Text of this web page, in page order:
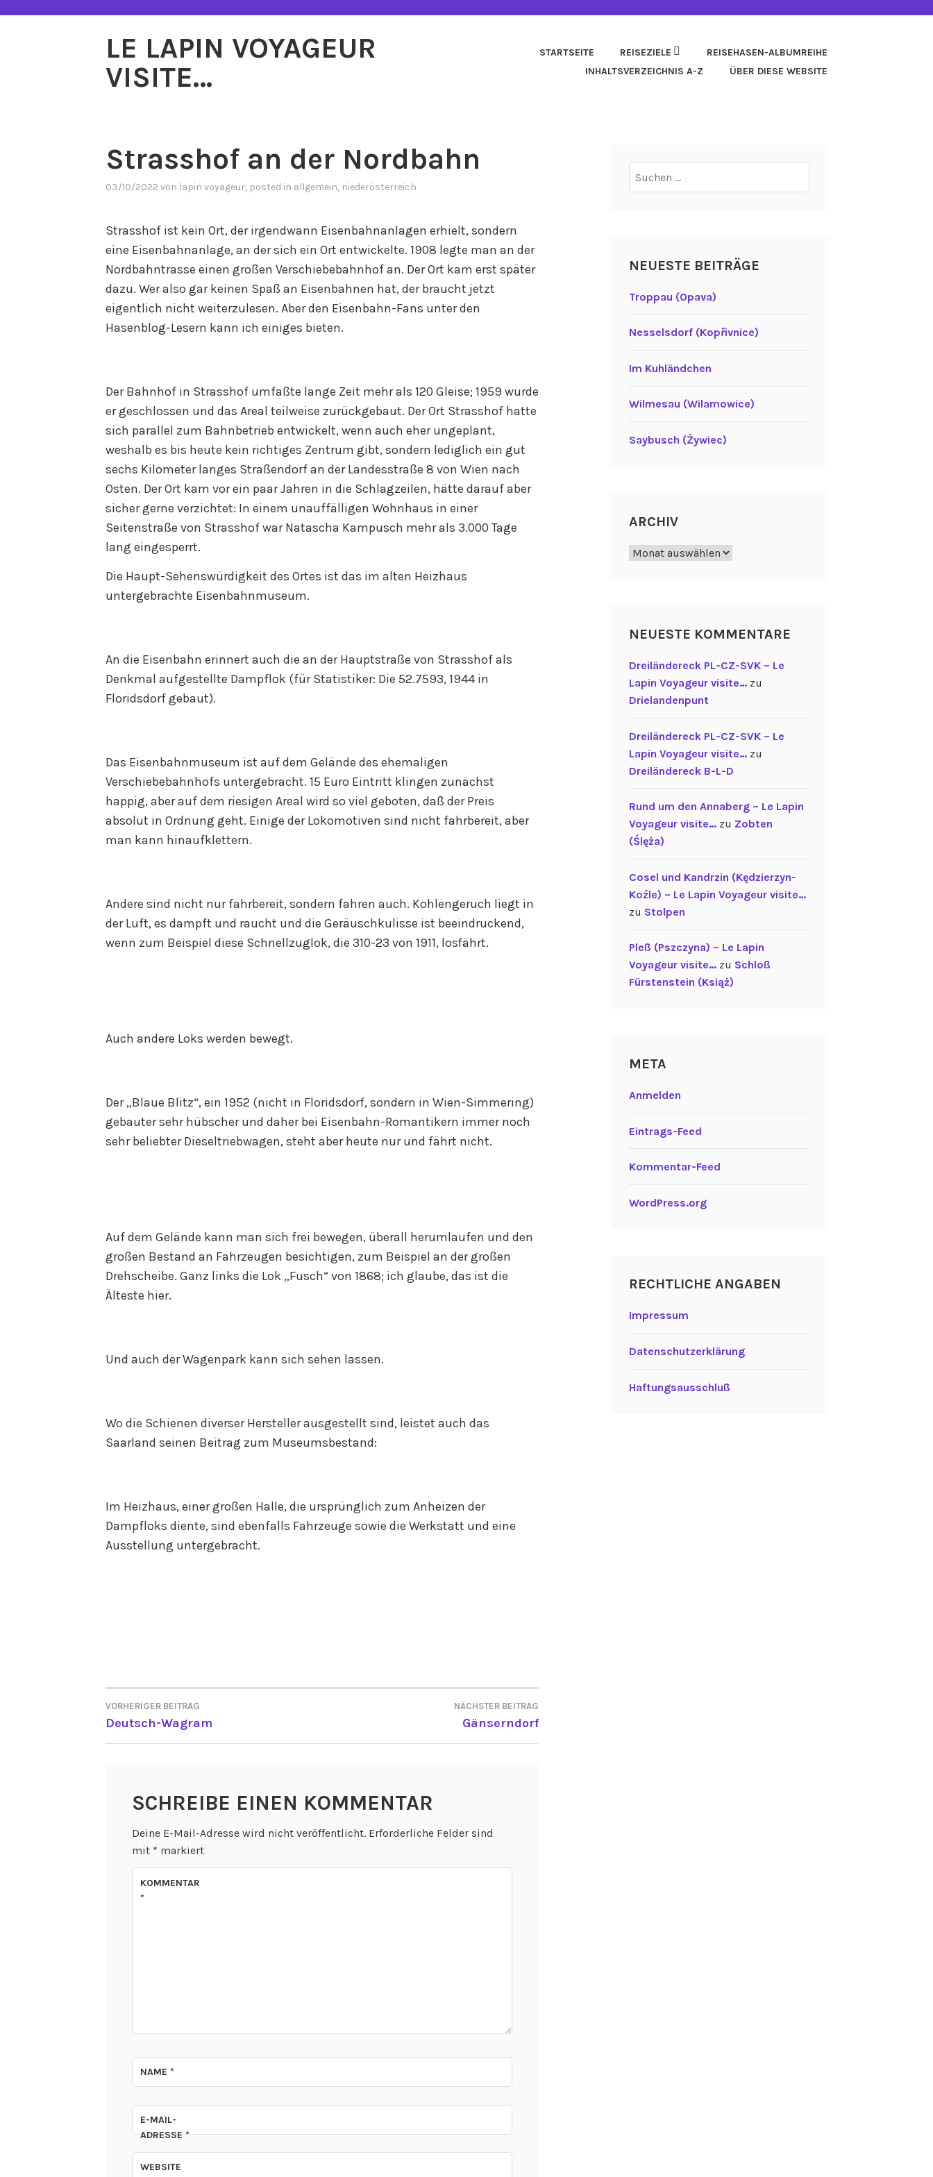
LE LAPIN VOYAGEUR
VISITE…
STARTSEITE REISEZIELE
REISEHASEN-ALBUMREIHE
INHALTSVERZEICHNIS A-Z
ÜBER DIESE WEBSITE
Strasshof an der Nordbahn
03/10/2022 von lapin voyageur, posted in allgemein, niederösterreich
Strasshof ist kein Ort, der irgendwann Eisenbahnanlagen erhielt, sondern
eine Eisenbahnanlage, an der sich ein Ort entwickelte. 1908 legte man an der
Nordbahntrasse einen großen Verschiebebahnhof an. Der Ort kam erst später
dazu. Wer also gar keinen Spaß an Eisenbahnen hat, der braucht jetzt
eigentlich nicht weiterzulesen. Aber den Eisenbahn-Fans unter den
Hasenblog-Lesern kann ich einiges bieten.
Der Bahnhof in Strasshof umfaßte lange Zeit mehr als 120 Gleise; 1959 wurde
er geschlossen und das Areal teilweise zurückgebaut. Der Ort Strasshof hatte
sich parallel zum Bahnbetrieb entwickelt, wenn auch eher ungeplant,
weshalb es bis heute kein richtiges Zentrum gibt, sondern lediglich ein gut
sechs Kilometer langes Straßendorf an der Landesstraße 8 von Wien nach
Osten. Der Ort kam vor ein paar Jahren in die Schlagzeilen, hätte darauf aber
sicher gerne verzichtet: In einem unauffälligen Wohnhaus in einer
Seitenstraße von Strasshof war Natascha Kampusch mehr als 3.000 Tage
lang eingesperrt.
Die Haupt-Sehenswürdigkeit des Ortes ist das im alten Heizhaus
untergebrachte Eisenbahnmuseum.
An die Eisenbahn erinnert auch die an der Hauptstraße von Strasshof als
Denkmal aufgestellte Dampflok (für Statistiker: Die 52.7593, 1944 in
Floridsdorf gebaut).
Das Eisenbahnmuseum ist auf dem Gelände des ehemaligen
Verschiebebahnhofs untergebracht. 15 Euro Eintritt klingen zunächst
happig, aber auf dem riesigen Areal wird so viel geboten, daß der Preis
absolut in Ordnung geht. Einige der Lokomotiven sind nicht fahrbereit, aber
man kann hinaufklettern.
Andere sind nicht nur fahrbereit, sondern fahren auch. Kohlengeruch liegt in
der Luft, es dampft und raucht und die Geräuschkulisse ist beeindruckend,
wenn zum Beispiel diese Schnellzuglok, die 310-23 von 1911, losfährt.
Auch andere Loks werden bewegt.
Der „Blaue Blitz“, ein 1952 (nicht in Floridsdorf, sondern in Wien-Simmering)
gebauter sehr hübscher und daher bei Eisenbahn-Romantikern immer noch
sehr beliebter Dieseltriebwagen, steht aber heute nur und fährt nicht.
Auf dem Gelände kann man sich frei bewegen, überall herumlaufen und den
großen Bestand an Fahrzeugen besichtigen, zum Beispiel an der großen
Drehscheibe. Ganz links die Lok „Fusch“ von 1868; ich glaube, das ist die
Älteste hier.
Und auch der Wagenpark kann sich sehen lassen.
Wo die Schienen diverser Hersteller ausgestellt sind, leistet auch das
Saarland seinen Beitrag zum Museumsbestand:
Im Heizhaus, einer großen Halle, die ursprünglich zum Anheizen der
Dampfloks diente, sind ebenfalls Fahrzeuge sowie die Werkstatt und eine
Ausstellung untergebracht.
BEITRAGSNAVIGATION
VORHERIGER BEITRAG
Deutsch-Wagram
NÄCHSTER BEITRAG
Gänserndorf
SCHREIBE EINEN KOMMENTAR
Deine E-Mail-Adresse wird nicht veröffentlicht. Erforderliche Felder sind
mit * markiert
KOMMENTAR
*
NAME *
E-MAIL-
ADRESSE*
WEBSITE
Suchen
nach:
NEUESTE BEITRÄGE
Troppau (Opava)
Nesselsdorf (Kopřivnice)
Im Kuhländchen
Wilmesau (Wilamowice)
Saybusch (Żywiec)
ARCHIV
Archiv
NEUESTE KOMMENTARE
Dreiländereck PL-CZ-SVK – Le
Lapin Voyageur visite…zu
Drielandenpunt
Dreiländereck PL-CZ-SVK – Le
Lapin Voyageur visite…zu
Dreiländereck B-L-D
Rund um den Annaberg – Le Lapin
Voyageur visite…zu Zobten
(Ślęża)
Cosel und Kandrzin (Kędzierzyn-
Koźle) – Le Lapin Voyageur visite…
zu Stolpen
Pleß (Pszczyna) – Le Lapin
Voyageur visite…zu Schloß
Fürstenstein (Książ)
META
Anmelden
Eintrags-Feed
Kommentar-Feed
WordPress.org
RECHTLICHE ANGABEN
Impressum
Datenschutzerklärung
Haftungsausschluß